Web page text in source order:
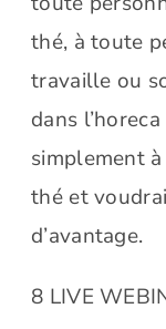
thé, à toute
travaille ou
dans
simplement
thé et
d’avantage.
8 LIVE